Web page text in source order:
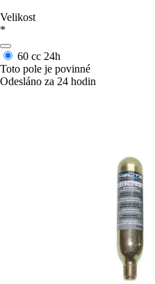
Velikost
*
60 cc 24h
Toto pole je povinné
Odesláno za 24 hodin